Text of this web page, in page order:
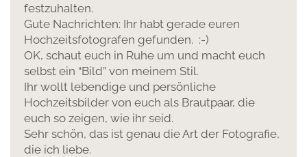
festzuhalten.
Gute Nachrichten: Ihr habt gerade euren
Hochzeitsfotografen gefunden. :-)
OK, schaut euch in Ruhe um und macht euch
selbst ein “Bild” von meinem Stil.
Ihr wollt lebendige und persönliche
Hochzeitsbilder von euch als Brautpaar, die
euch so zeigen, wie ihr seid.
Sehr schön, das ist genau die Art der Fotografie,
die ich liebe.